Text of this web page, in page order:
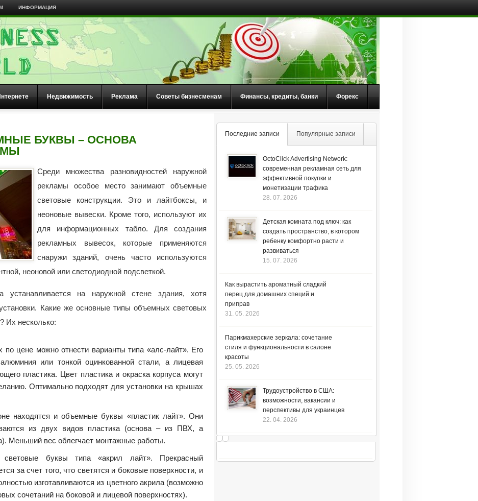
ИНФОРМАЦИЯ
Недвижимость Реклама Советы бизнесменам Финансы, кредиты, банки Форекс
БУКВЫ – ОСНОВА
Среди множества разновидностей наружной
рекламы особое место занимают объемные
световые конструкции. Это и лайтбоксы, и
неоновые вывески. Кроме того, используют их
для информационных табло. Для создания
рекламных вывесок, которые применяются
снаружи зданий, очень часто используются
неоновой или светодиодной подсветкой.
устанавливается на наружной стене здания, хотя
Какие же основные типы объемных световых
Их несколько:
по цене можно отнести варианты типа «алс-лайт». Его
алюминия или тонкой оцинкованной стали, а лицевая
пластика. Цвет пластика и окраска корпуса могут
Оптимально подходят для установки на крышах
находятся и объемные буквы «пластик лайт». Они
из двух видов пластика (основа – из ПВХ, а
Меньший вес облегчает монтажные работы.
буквы типа «акрил лайт». Прекрасный
за счет того, что светятся и боковые поверхности, и
изготавливаются из цветного акрила (возможно
сочетаний на боковой и лицевой поверхностях).
Последние записи Популярные записи
OctoClick Advertising Network:
современная рекламная сеть для
эффективной покупки и
монетизации трафика
28. 07. 2026
Детская комната под ключ: как
создать пространство, в котором
ребенку комфортно расти и
развиваться
15. 07. 2026
Как вырастить ароматный сладкий
перец для домашних специй и
приправ
31. 05. 2026
Парикмахерские зеркала: сочетание
стиля и функциональности в салоне
красоты
25. 05. 2026
Трудоустройство в США:
возможности, вакансии и
перспективы для украинцев
22. 04. 2026